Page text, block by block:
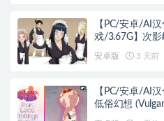
【PC/安卓/AI
戏/3.67G】次影
Act 3 AI汉化版
+3.67G
安卓版 3 天前
【PC/安卓/AI
低俗幻想